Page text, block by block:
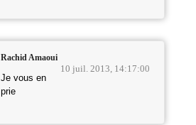
Rachid Amaoui
10 juil. 2013, 14:17:00
Je vous en
prie